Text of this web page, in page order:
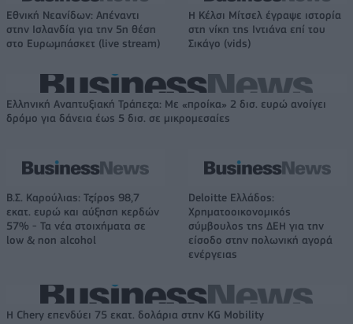
Εθνική Νεανίδων: Απέναντι
στην Ισλανδία για την 5η θέση
στο Ευρωμπάσκετ (live stream)
Η Κέλσι Μίτσελ έγραψε ιστορία
στη νίκη της Ιντιάνα επί του
Σικάγο (vids)
Ελληνική Αναπτυξιακή Τράπεζα: Με «προίκα» 2 δισ. ευρώ ανοίγει
δρόμο για δάνεια έως 5 δισ. σε μικρομεσαίες
Β.Σ. Καρούλιας: Τζίρος 98,7
εκατ. ευρώ και αύξηση κερδών
57% - Τα νέα στοιχήματα σε
low & non alcohol
Deloitte Ελλάδος:
Χρηματοοικονομικός
σύμβουλος της ΔΕΗ για την
είσοδο στην πολωνική αγορά
ενέργειας
Η Chery επενδύει 75 εκατ. δολάρια στην KG Mobility